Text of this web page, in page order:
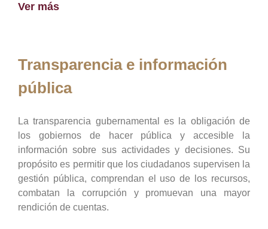
Ver más
Transparencia e información
pública
La transparencia gubernamental es la obligación de
los gobiernos de hacer pública y accesible la
información sobre sus actividades y decisiones. Su
propósito es permitir que los ciudadanos supervisen la
gestión pública, comprendan el uso de los recursos,
combatan la corrupción y promuevan una mayor
rendición de cuentas.